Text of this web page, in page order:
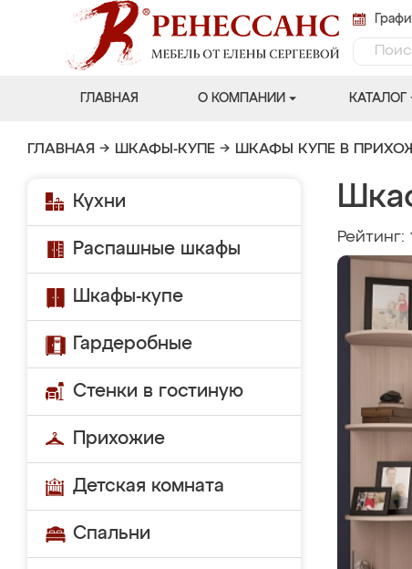
ГЛАВНАЯ О КОМПАНИИ КАТАЛОГ
ГЛАВНАЯ → ШКАФЫ-КУПЕ → ШКАФЫ КУПЕ В
Кухни
Распашные шкафы
Шкафы-купе
Гардеробные
Стенки в гостиную
Прихожие
Детская комната
Спальни
Рейтинг: